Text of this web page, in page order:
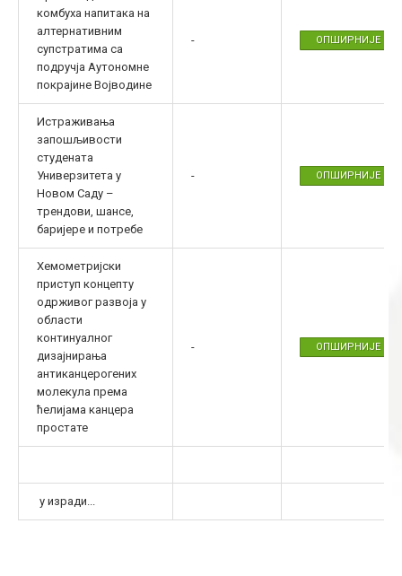
комбуха напитака на
алтернативним
супстратима са
подручја Аутономне
покрајине Војводине
- ОПШИРНИЈЕ
Истраживања
запошљивости
студената
Универзитета у
Новом Саду –
трендови, шансе,
баријере и потребе
- ОПШИРНИЈЕ
Хемометријски
приступ концепту
одрживог развоја у
области
континуалног
дизајнирања
антиканцерогених
молекула према
ћелијама канцера
простате
- ОПШИРНИЈЕ
у изради...